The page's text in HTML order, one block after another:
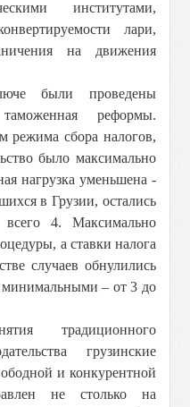
институтами,
лари,
на движения
были проведены
реформы.
режима сбора налогов,
было максимально
нагрузка уменьшена -
в Грузии, остались
4. Максимально
а ставки налога
случаев обнулились
– от 3 до
традиционного
грузинские
и конкурентной
не столько на